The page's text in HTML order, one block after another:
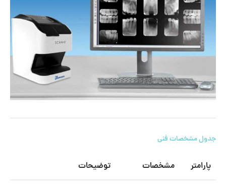
جدول مشخصات فنی
پارامتر مشخصات توضیحات